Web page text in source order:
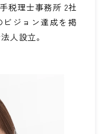
税理士事務所 2社
ビジョン達成を掲
人設立。